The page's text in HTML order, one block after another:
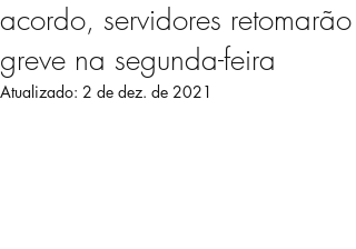
acordo, servidores retomarão
greve na segunda-feira
Atualizado: 2 de dez. de 2021